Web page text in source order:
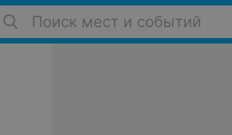
Поиск мест и событий